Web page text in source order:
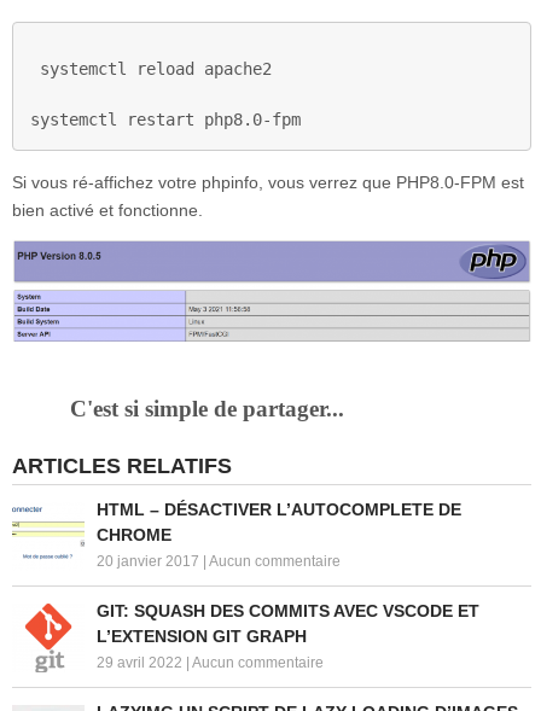
systemctl reload apache2
systemctl restart php8.0-fpm
Si vous ré-affichez votre phpinfo, vous verrez que PHP8.0-FPM est
bien activé et fonctionne.
C'est si simple de partager...
ARTICLES RELATIFS
HTML – DÉSACTIVER L’AUTOCOMPLETE DE
CHROME
20 janvier 2017 Aucun commentaire
GIT: SQUASH DES COMMITS AVEC VSCODE ET
L’EXTENSION GIT GRAPH
29 avril 2022 Aucun commentaire